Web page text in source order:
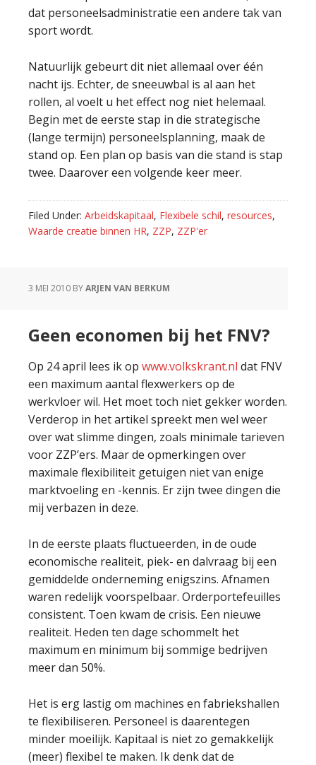
dat personeelsadministratie een andere tak van
sport wordt.
Natuurlijk gebeurt dit niet allemaal over één
nacht ijs. Echter, de sneeuwbal is al aan het
rollen, al voelt u het effect nog niet helemaal.
Begin met de eerste stap in die strategische
(lange termijn) personeelsplanning, maak de
stand op. Een plan op basis van die stand is stap
twee. Daarover een volgende keer meer.
Filed Under: Arbeidskapitaal, Flexibele schil, resources,
Waarde creatie binnen HR, ZZP, ZZP'er
3 MEI 2010 BYARJEN VAN BERKUM
Geen economen bij het FNV?
Op 24 april lees ik op www.volkskrant.nl dat FNV
een maximum aantal flexwerkers op de
werkvloer wil. Het moet toch niet gekker worden.
Verderop in het artikel spreekt men wel weer
over wat slimme dingen, zoals minimale tarieven
voor ZZP’ers. Maar de opmerkingen over
maximale flexibiliteit getuigen niet van enige
marktvoeling en -kennis. Er zijn twee dingen die
mij verbazen in deze.
In de eerste plaats fluctueerden, in de oude
economische realiteit, piek- en dalvraag bij een
gemiddelde onderneming enigszins. Afnamen
waren redelijk voorspelbaar. Orderportefeuilles
consistent. Toen kwam de crisis. Een nieuwe
realiteit. Heden ten dage schommelt het
maximum en minimum bij sommige bedrijven
meer dan 50%.
Het is erg lastig om machines en fabriekshallen
te flexibiliseren. Personeel is daarentegen
minder moeilijk. Kapitaal is niet zo gemakkelijk
(meer) flexibel te maken. Ik denk dat de